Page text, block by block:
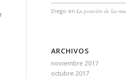
Diego enLa posición de las
ARCHIVOS
noviembre 2017
octubre 2017